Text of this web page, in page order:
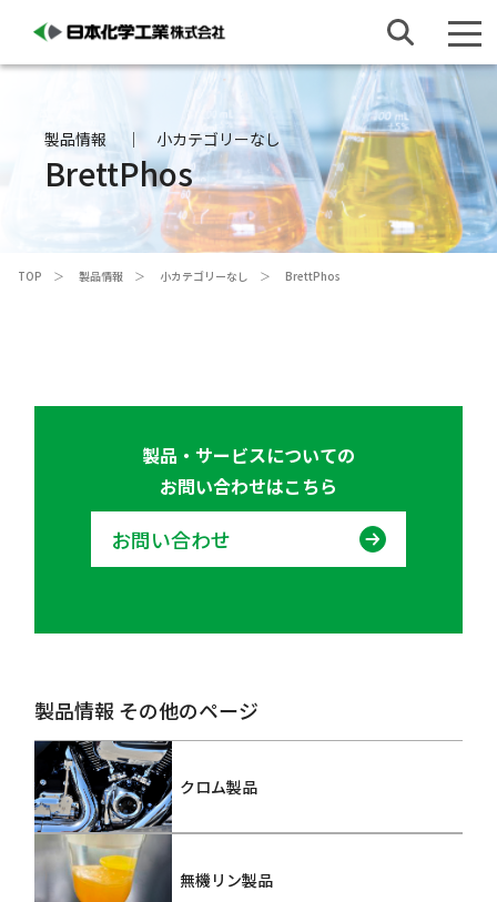
製品情報 小カテゴリーなし
BrettPhos
TOP 製品情報 小カテゴリーなし BrettPhos
製品・サービスについての
お問い合わせはこちら
お問い合わせ
製品情報 その他のページ
クロム製品
無機リン製品